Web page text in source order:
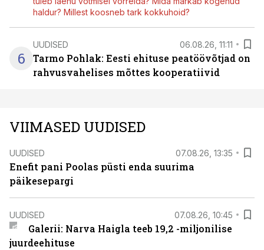
haldur? Millest koosneb tark kokkuhoid?
6
UUDISED 06.08.26, 11:11
Tarmo Pohlak: Eesti ehituse peatöövõtjad on
rahvusvahelises mõttes kooperatiivid
VIIMASED UUDISED
UUDISED 07.08.26, 13:35
Enefit pani Poolas püsti enda suurima
päikesepargi
UUDISED 07.08.26, 10:45
Galerii: Narva Haigla teeb 19,2 -miljonilise
juurdeehituse